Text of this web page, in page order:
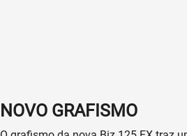
NOVO GRAFISMO